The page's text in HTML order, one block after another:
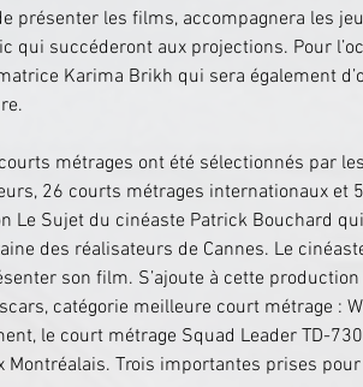
présenter les films, accompagnera les
qui succéderont aux projections. Pour
Karima Brikh qui sera également
métrages ont été sélectionnés par
26 courts métrages internationaux et
Le Sujet du cinéaste Patrick Bouchard
des réalisateurs de Cannes. Le
son film. S’ajoute à cette
catégorie meilleure court métrage :
le court métrage Squad Leader TD-
Montréalais. Trois importantes prises